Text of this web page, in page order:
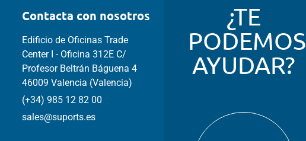
Contacta con nosotros
Edificio de Oficinas Trade
Center I - Oficina 312E C/
Profesor Beltrán Báguena 4
46009 Valencia (Valencia)
(+34) 985 12 82 00
sales@suports.es
¿TE
PODEMOS
AYUDAR?